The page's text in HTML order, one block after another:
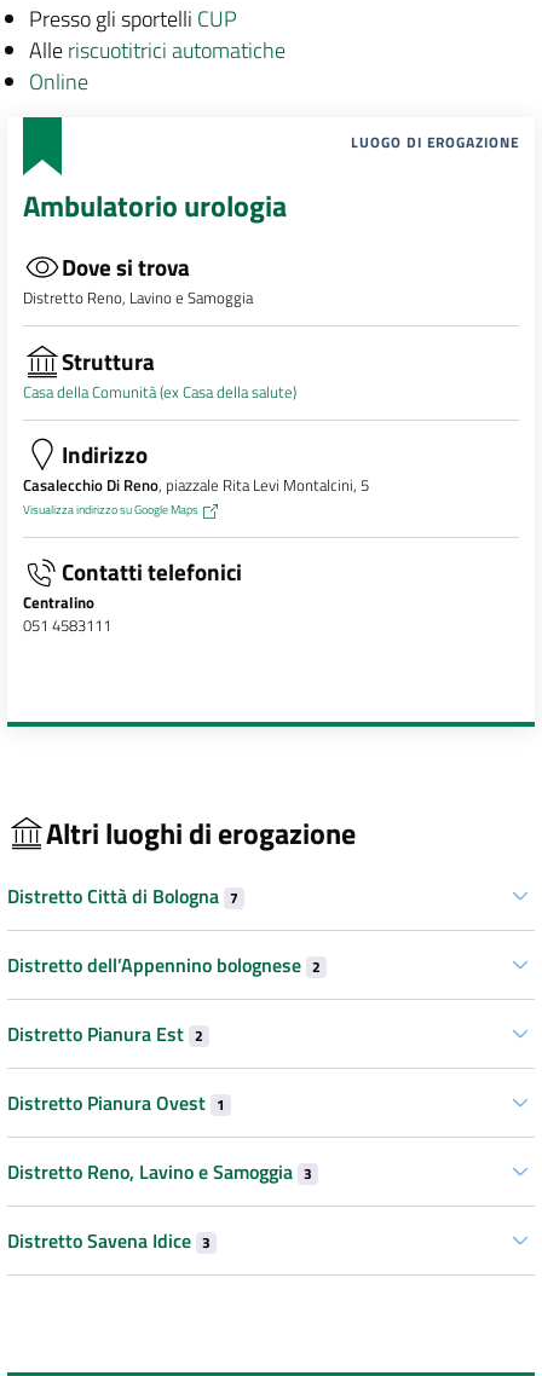
Presso gli sportelli CUP
Alleriscuotitrici automatiche
Online
LUOGO DI EROGAZIONE
Ambulatorio urologia
Dove si trova
Distretto Reno, Lavino e Samoggia
Struttura
Casa della Comunità (ex Casa della salute)
Indirizzo
Casalecchio Di Reno, piazzale Rita Levi Montalcini, 5
Visualizza indirizzo su Google Maps
Contatti telefonici
Centralino
051 4583111
Altri luoghi di erogazione
Distretto Città di Bologna 7
Distretto dell’Appennino bolognese 2
Distretto Pianura Est 2
Distretto Pianura Ovest 1
Distretto Reno, Lavino e Samoggia 3
Distretto Savena Idice 3